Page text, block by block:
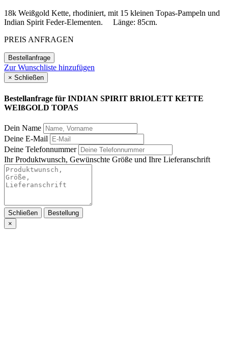
18k Weißgold Kette, rhodiniert, mit 15 kleinen Topas-Pampeln und
Indian Spirit Feder-Elementen. Länge: 85cm.
PREIS ANFRAGEN
Bestellanfrage
Zur Wunschliste hinzufügen
× Schließen
Bestellanfrage für INDIAN SPIRIT BRIOLETT KETTE
WEIßGOLD TOPAS
Dein Name
Deine E-Mail
Deine Telefonnummer
Ihr Produktwunsch, Gewünschte Größe und Ihre Lieferanschrift
Schließen
Bestellung
×